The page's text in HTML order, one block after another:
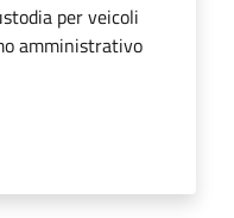
per veicoli
amministrativo